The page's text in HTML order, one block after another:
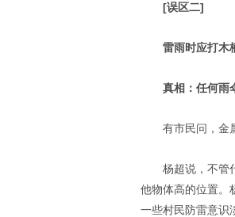
[误区二]
雷雨时应打木
真相：任何雨
有市民问，金
杨超说，不管
他物体高的位置。
一些村民防雷意识